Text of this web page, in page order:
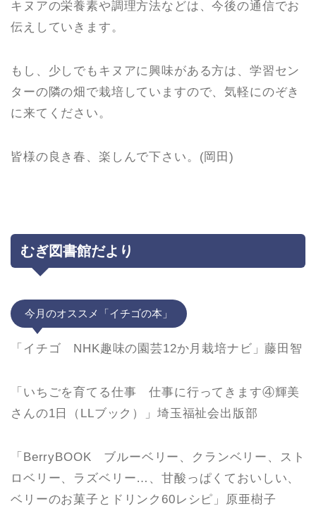
キヌアの栄養素や調理方法などは、今後の通信でお
伝えしていきます。
もし、少しでもキヌアに興味がある方は、学習セン
ターの隣の畑で栽培していますので、気軽にのぞき
に来てください。
皆様の良き春、楽しんで下さい。(岡田)
むぎ図書館だより
今月のオススメ「イチゴの本」
「イチゴ NHK趣味の園芸12か月栽培ナビ」藤田智
「いちごを育てる仕事 仕事に行ってきます④輝美
さんの1日（LLブック）」埼玉福祉会出版部
「BerryBOOK ブルーベリー、クランベリー、スト
ロベリー、ラズベリー…、甘酸っぱくておいしい、
ベリーのお菓子とドリンク60レシピ」原亜樹子